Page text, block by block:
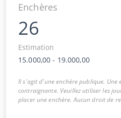
Enchères
26
Estimation
15.000,00 - 19.000,00
Il s'agit d'une enchère publique. Une
contraignante. Veuillez utiliser les
placer une enchère. Aucun droit de